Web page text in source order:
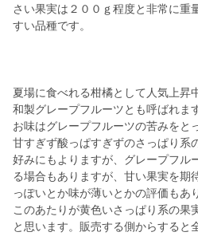
さい果実は２００ｇ程度と非常に重
すい品種です。
夏場に食べれる柑橘として人気上昇
和製グレープフルーツとも呼ばれます
お味はグレープフルーツの苦みをと
甘すぎず酸っぱすぎずのさっぱり系
好みにもよりますが、グレープフル
る場合もありますが、甘い果実を期
っぽいとか味が薄いとかの評価もあ
このあたりが黄色いさっぱり系の果
と思います。販売する側からすると